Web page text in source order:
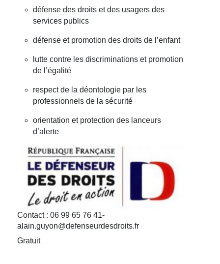
défense des droits et des usagers des
services publics
défense et promotion des droits de l’enfant
lutte contre les discriminations et promotion
de l’égalité
respect de la déontologie par les
professionnels de la sécurité
orientation et protection des lanceurs
d’alerte
Contact : 06 99 65 76 41-
alain.guyon@defenseurdesdroits.fr
Gratuit